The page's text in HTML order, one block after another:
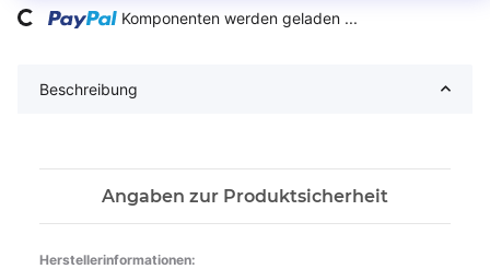
Komponenten werden geladen ...
Beschreibung
Angaben zur Produktsicherheit
Herstellerinformationen: